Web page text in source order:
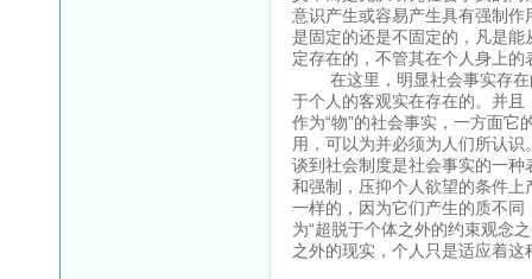
意识产生或容易产生具有强制
是固定的还是不固定的，凡是
定存在的，不管其在个人身上
在这里，明显社会事实存在
于个人的客观实在存在的。并且
作为“物”的社会事实，一方面
用，可以为并必须为人们所认
谈到社会制度是社会事实的一
和强制，压抑个人欲望的条件
一样的，因为它们产生的质不
为“超脱于个体之外的约束观念
之外的现实，个人只是适应着这